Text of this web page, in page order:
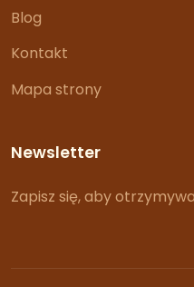
Blog
Kontakt
Mapa strony
Newsletter
Zapisz się, aby